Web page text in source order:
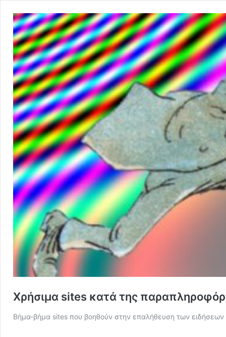
Χρήσιμα sites κατά της
Βήμα-βήμα sites που βοηθούν στην επαλήθευση των ειδήσεων